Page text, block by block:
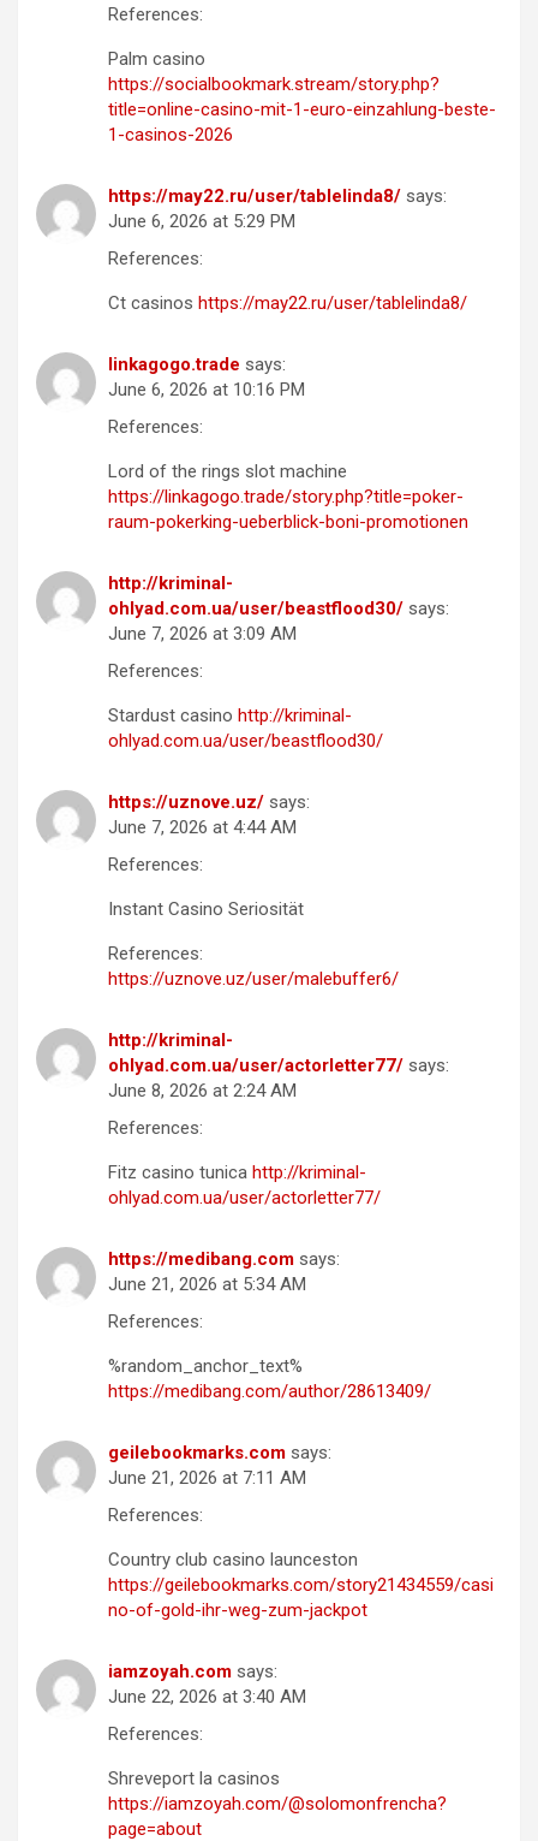
References:
Palm casino
https://socialbookmark.stream/story.php?
title=online-casino-mit-1-euro-einzahlung-beste-
1-casinos-2026
https://may22.ru/user/tablelinda8/ says:
June 6, 2026 at 5:29 PM
References:
Ct casinos https://may22.ru/user/tablelinda8/
linkagogo.trade says:
June 6, 2026 at 10:16 PM
References:
Lord of the rings slot machine
https://linkagogo.trade/story.php?title=poker-
raum-pokerking-ueberblick-boni-promotionen
http://kriminal-
ohlyad.com.ua/user/beastflood30/ says:
June 7, 2026 at 3:09 AM
References:
Stardust casino http://kriminal-
ohlyad.com.ua/user/beastflood30/
https://uznove.uz/ says:
June 7, 2026 at 4:44 AM
References:
Instant Casino Seriosität
References:
https://uznove.uz/user/malebuffer6/
http://kriminal-
ohlyad.com.ua/user/actorletter77/ says:
June 8, 2026 at 2:24 AM
References:
Fitz casino tunica http://kriminal-
ohlyad.com.ua/user/actorletter77/
https://medibang.com says:
June 21, 2026 at 5:34 AM
References:
%random_anchor_text%
https://medibang.com/author/28613409/
geilebookmarks.com says:
June 21, 2026 at 7:11 AM
References:
Country club casino launceston
https://geilebookmarks.com/story21434559/casi
no-of-gold-ihr-weg-zum-jackpot
iamzoyah.com says:
June 22, 2026 at 3:40 AM
References:
Shreveport la casinos
https://iamzoyah.com/@solomonfrencha?
page=about